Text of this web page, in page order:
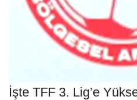
İşte TFF 3. Lig’e